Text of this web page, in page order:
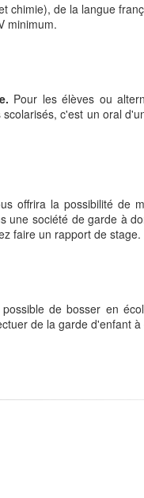
chimie), de la langue
minimum.
Pour les élèves ou
c'est un oral
offrira la possibilité de
une société de garde à
faire un rapport de stage.
de bosser en
de la garde d'enfant